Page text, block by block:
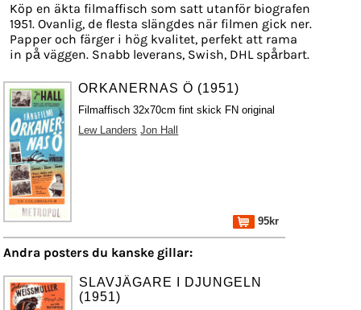
Köp en äkta filmaffisch som satt utanför biografen
1951. Ovanlig, de flesta slängdes när filmen gick ner.
Papper och färger i hög kvalitet, perfekt att rama
in på väggen. Snabb leverans, Swish, DHL spårbart.
ORKANERNAS Ö (1951)
Filmaffisch 32x70cm fint skick FN original
Lew Landers Jon Hall
95kr
Andra posters du kanske gillar:
SLAVJÄGARE I DJUNGELN
(1951)